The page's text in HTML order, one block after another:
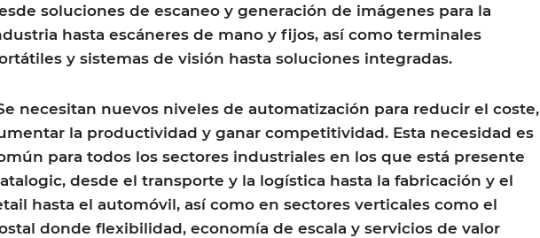
soluciones de escaneo y generación de imágenes para la
hasta escáneres de mano y fijos, así como terminales
y sistemas de visión hasta soluciones integradas.
necesitan nuevos niveles de automatización para reducir el coste,
la productividad y ganar competitividad. Esta necesidad es
para todos los sectores industriales en los que está presente
desde el transporte y la logística hasta la fabricación y el
hasta el automóvil, así como en sectores verticales como el
donde flexibilidad, economía de escala y servicios de valor